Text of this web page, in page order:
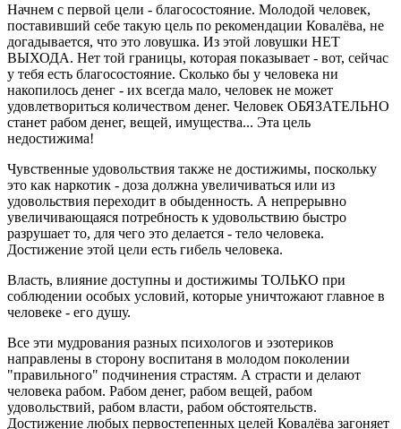
Начнем с первой цели - благосостояние. Молодой человек,
поставивший себе такую цель по рекомендации Ковалёва, не
догадывается, что это ловушка. Из этой ловушки НЕТ
ВЫХОДА. Нет той границы, которая показывает - вот, сейчас
у тебя есть благосостояние. Сколько бы у человека ни
накопилось денег - их всегда мало, человек не может
удовлетвориться количеством денег. Человек ОБЯЗАТЕЛЬНО
станет рабом денег, вещей, имущества... Эта цель
недостижима!
Чувственные удовольствия также не достижимы, поскольку
это как наркотик - доза должна увеличиваться или из
удовольствия переходит в обыденность. А непрерывно
увеличивающаяся потребность к удовольствию быстро
разрушает то, для чего это делается - тело человека.
Достижение этой цели есть гибель человека.
Власть, влияние доступны и достижимы ТОЛЬКО при
соблюдении особых условий, которые уничтожают главное в
человеке - его душу.
Все эти мудрования разных психологов и эзотериков
направлены в сторону воспитаня в молодом поколении
"правильного" подчинения страстям. А страсти и делают
человека рабом. Рабом денег, рабом вещей, рабом
удовольствий, рабом власти, рабом обстоятельств.
Достижение любых первостепенных целей Ковалёва загоняет